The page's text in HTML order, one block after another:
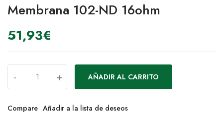
Membrana 102-ND 16ohm
51,93€
- + AÑADIR AL CARRITO
Compare Añadir a la lista de deseos